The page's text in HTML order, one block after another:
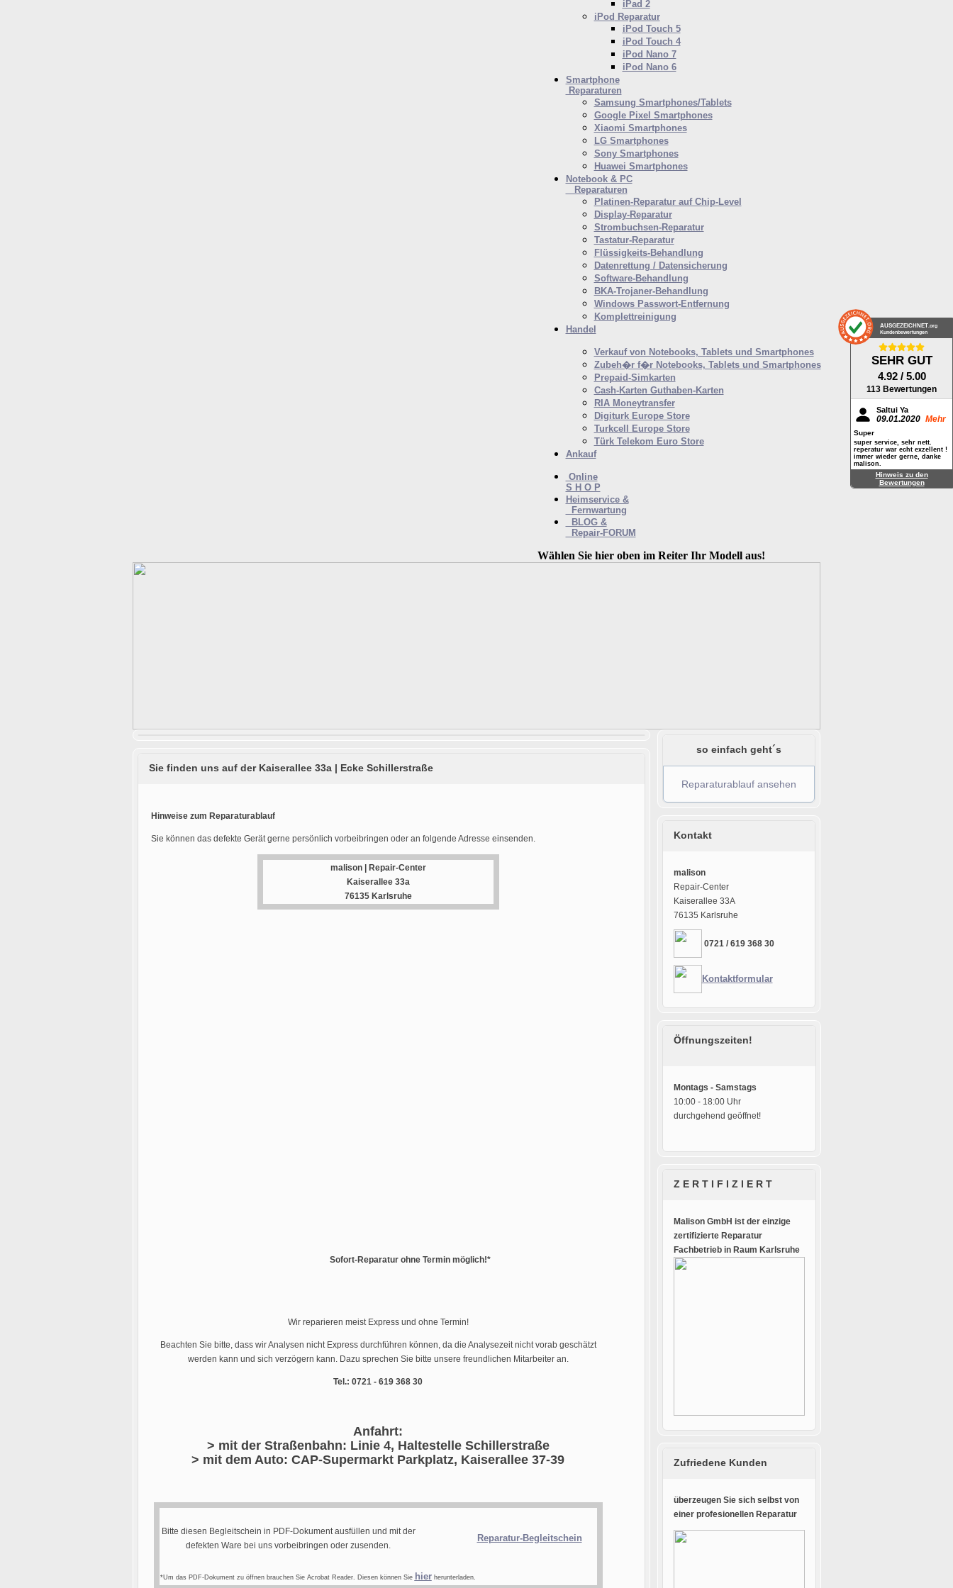
iPad 2
iPod Reparatur
iPod Touch 5
iPod Touch 4
iPod Nano 7
iPod Nano 6
Smartphone
Reparaturen
Samsung Smartphones/Tablets
Google Pixel Smartphones
Xiaomi Smartphones
LG Smartphones
Sony Smartphones
Huawei Smartphones
Notebook & PC
Reparaturen
Platinen-Reparatur auf Chip-Level
Display-Reparatur
Strombuchsen-Reparatur
Tastatur-Reparatur
Flüssigkeits-Behandlung
Datenrettung / Datensicherung
Software-Behandlung
BKA-Trojaner-Behandlung
Windows Passwort-Entfernung
Komplettreinigung
Handel
Verkauf von Notebooks, Tablets und Smartphones
Zubeh�r f�r Notebooks, Tablets und Smartphones
Prepaid-Simkarten
Cash-Karten Guthaben-Karten
RIA Moneytransfer
Digiturk Europe Store
Turkcell Europe Store
Türk Telekom Euro Store
Ankauf
Online
S H O P
Heimservice &
Fernwartung
BLOG &
Repair-FORUM
Wählen Sie hier oben im Reiter Ihr Modell aus!
Sie finden uns auf der Kaiserallee 33a | Ecke Schillerstraße
Hinweise zum Reparaturablauf
Sie können das defekte Gerät gerne persönlich vorbeibringen oder an folgende Adresse einsenden.
malison | Repair-Center
Kaiserallee 33a
76135 Karlsruhe
Sofort-Reparatur ohne Termin möglich!*
Wir reparieren meist Express und ohne Termin!
Beachten Sie bitte, dass wir Analysen nicht Express durchführen können, da die Analysezeit nicht vorab geschätzt
werden kann und sich verzögern kann. Dazu sprechen Sie bitte unsere freundlichen Mitarbeiter an.
Tel.: 0721 - 619 368 30
Anfahrt:
> mit der Straßenbahn: Linie 4, Haltestelle Schillerstraße
> mit dem Auto: CAP-Supermarkt Parkplatz, Kaiserallee 37-39
Bitte diesen Begleitschein in PDF-Dokument ausfüllen und mit der
defekten Ware bei uns vorbeibringen oder zusenden.
Reparatur-Begleitschein
*Um das PDF-Dokument zu öffnen brauchen Sie Acrobat Reader. Diesen können Sie hierherunterladen.
so einfach geht´s
Reparaturablauf ansehen
Kontakt
malison
Repair-Center
Kaiserallee 33A
76135 Karlsruhe
0721 / 619 368 30
Kontaktformular
Öffnungszeiten!
Montags - Samstags
10:00 - 18:00 Uhr
durchgehend geöffnet!
Z E R T I F I Z I E R T
Malison GmbH ist der einzige
zertifizierte Reparatur
Fachbetrieb in Raum Karlsruhe
Zufriedene Kunden
überzeugen Sie sich selbst von
einer profesionellen Reparatur
AUSGEZEICHNET .org
Kundenbewertungen
SEHR GUT
4.92 / 5.00
113 Bewertungen
Saltui Ya
09.01.2020 Mehr
Super
super service, sehr nett.
reperatur war echt exzellent !
immer wieder gerne, danke
malison.
Hinweis zu den
Bewertungen